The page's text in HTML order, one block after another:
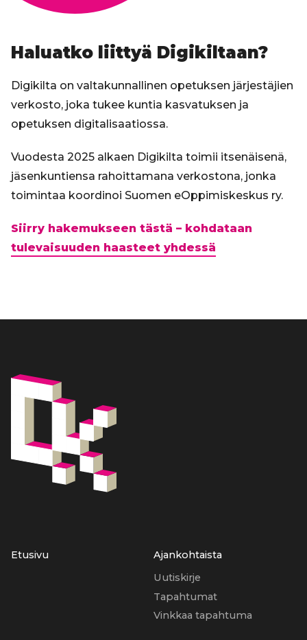
Haluatko liittyä Digikiltaan?
Digikilta on valtakunnallinen opetuksen järjestäjien
verkosto, joka tukee kuntia kasvatuksen ja
opetuksen digitalisaatiossa.
Vuodesta 2025 alkaen Digikilta toimii itsenäisenä,
jäsenkuntiensa rahoittamana verkostona, jonka
toimintaa koordinoi Suomen eOppimiskeskus ry.
Siirry hakemukseen tästä – kohdataan
tulevaisuuden haasteet yhdessä
Etusivu
Ajankohtaista
Uutiskirje
Tapahtumat
Vinkkaa tapahtuma